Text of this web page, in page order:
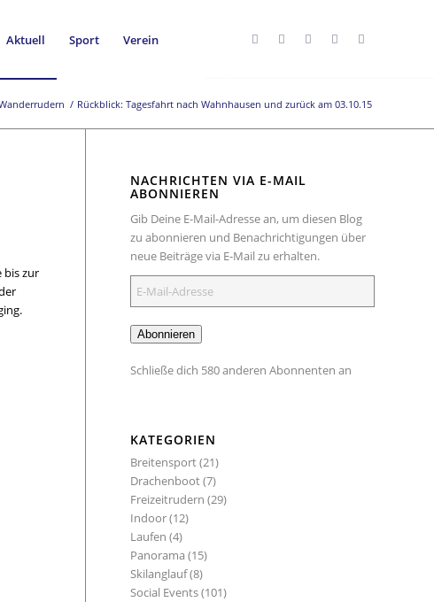
Aktuell Sport Verein
/ Rückblick: Tagesfahrt nach Wahnhausen und zurück am 03.10.15
bis zur
NACHRICHTEN VIA E-MAIL
ABONNIEREN
Gib Deine E-Mail-Adresse an, um diesen Blog
zu abonnieren und Benachrichtigungen über
neue Beiträge via E-Mail zu erhalten.
Abonnieren
Schließe dich 580 anderen Abonnenten an
KATEGORIEN
Breitensport(21)
Drachenboot(7)
Freizeitrudern (29)
Indoor(12)
Laufen (4)
Panorama (15)
Skilanglauf(8)
Social Events(101)